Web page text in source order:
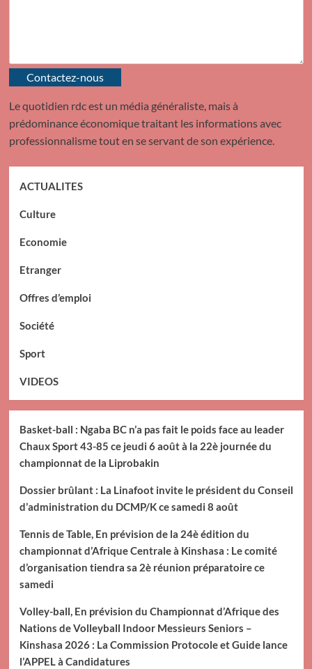
Contactez-nous
Le quotidien rdc est un média généraliste, mais à
prédominance économique traitant les informations avec
professionnalisme tout en se servant de son expérience.
ACTUALITES
Culture
Economie
Etranger
Offres d’emploi
Société
Sport
VIDEOS
Basket-ball : Ngaba BC n’a pas fait le poids face au leader
Chaux Sport 43-85 ce jeudi 6 août à la 22è journée du
championnat de la Liprobakin
Dossier brûlant : La Linafoot invite le président du Conseil
d’administration du DCMP/K ce samedi 8 août
Tennis de Table, En prévision de la 24è édition du
championnat d’Afrique Centrale à Kinshasa : Le comité
d’organisation tiendra sa 2è réunion préparatoire ce
samedi
Volley-ball, En prévision du Championnat d’Afrique des
Nations de Volleyball Indoor Messieurs Seniors –
Kinshasa 2026 : La Commission Protocole et Guide lance
l’APPEL à Candidatures